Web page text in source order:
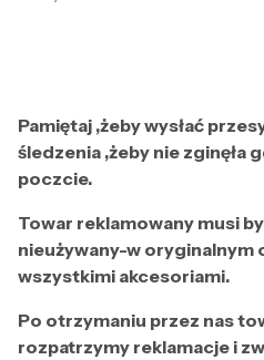
Pamiętaj ,żeby wysłać
śledzenia ,żeby nie zginęła
poczcie.
Towar reklamowany musi
nieużywany-w oryginalnym
wszystkimi akcesoriami.
Po otrzymaniu przez nas
rozpatrzymy reklamacje i